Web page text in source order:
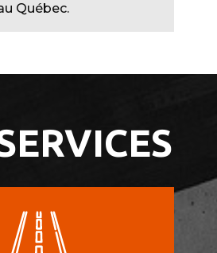
Québec.